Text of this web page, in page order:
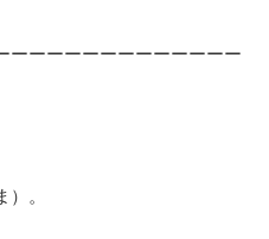
ーーーーーーーーーーーーー
。